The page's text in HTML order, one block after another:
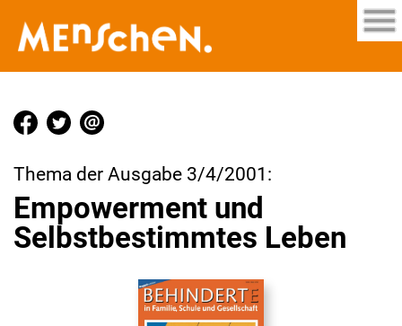
Thema der Ausgabe 3/4/2001:
Empowerment und
Selbstbestimmtes Leben